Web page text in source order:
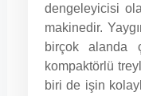
dengeleyicisi
makinedir.
birçok alanda
kompaktörlü
biri de işin